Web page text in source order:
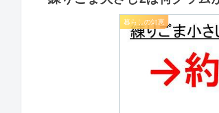
暮らしの知恵